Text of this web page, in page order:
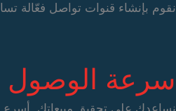
نقوم بإنشاء قنوات تواصل فعّالة
سرعة الوصول